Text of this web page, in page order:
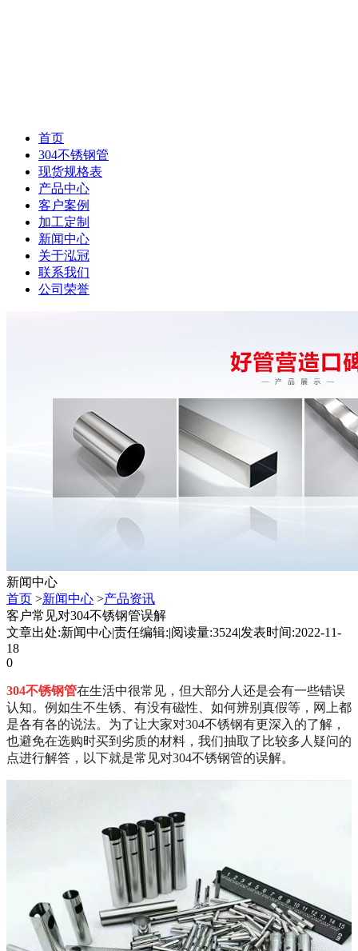
首页
304不锈钢管
现货规格表
产品中心
客户案例
加工定制
新闻中心
关于泓冠
联系我们
公司荣誉
新闻中心
首页 >新闻中心 >产品资讯
客户常见对304不锈钢管误解
文章出处:新闻中心|责任编辑:|阅读量:3524|发表时间:2022-11-
18
0
304不锈钢管在生活中很常见，但大部分人还是会有一些错误
认知。例如生不生锈、有没有磁性、如何辨别真假等，网上都
是各有各的说法。为了让大家对304不锈钢有更深入的了解，
也避免在选购时买到劣质的材料，我们抽取了比较多人疑问的
点进行解答，以下就是常见对304不锈钢管的误解。